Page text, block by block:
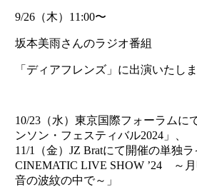
9/26（木）11:00〜
坂本美雨さんのラジオ番組
「ディアフレンズ」に出演いたしま
10/23（水）東京国際フォーラムに
ンソン・フェスティバル2024」、
11/1（金）JZ Bratにて開催の単独
CINEMATIC LIVE SHOW ’24 ～月
音の波紋の中で～」